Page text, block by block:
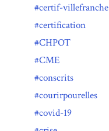
certif-villefranche
certification
CHPOT
CME
conscrits
courirpourelles
covid-19